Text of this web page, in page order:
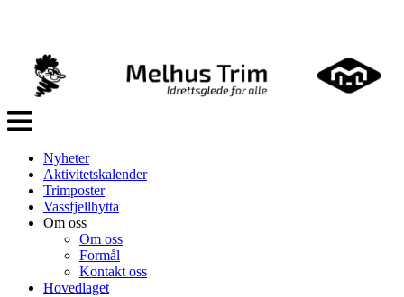
Veksle
navigasjon
Nyheter
Aktivitetskalender
Trimposter
Vassfjellhytta
Om oss
Om oss
Formål
Kontakt oss
Hovedlaget